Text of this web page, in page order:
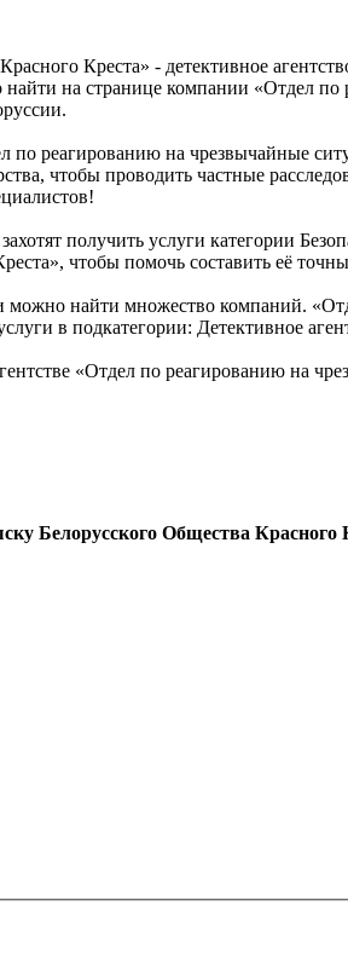
Креста» - детективное
на странице компании «Отдел
по реагированию на чрезвычайные
чтобы проводить частные
получить услуги категории
чтобы помочь составить её
можно найти множество компаний.
в подкатегории: Детективное
«Отдел по реагированию на
Белорусского Общества Красного